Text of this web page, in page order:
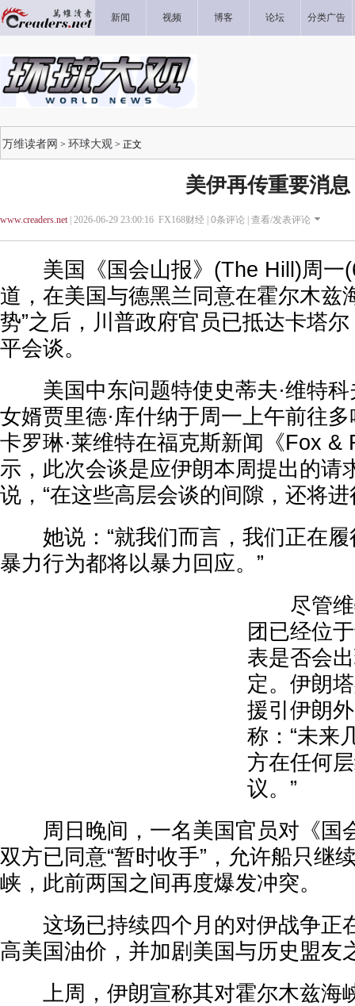
新闻 视频 博客 论坛 分类广告
万维读者网 > 环球大观 > 正文
美伊再传重要消息
www.creaders.net| 2026-06-29 23:00:16 FX168财经 | 0条评论 | 查看/发表评论
美国《国会山报》(The Hill)周一
道，在美国与德黑兰同意在霍尔木兹
势”之后，川普政府官员已抵达卡塔
平会谈。
美国中东问题特使史蒂夫·维特科
女婿贾里德·库什纳于周一上午前往
卡罗琳·莱维特在福克斯新闻《Fox &
示，此次会谈是应伊朗本周提出的请
说，“在这些高层会谈的间隙，还将
她说：“就我们而言，我们正在履
暴力行为都将以暴力回应。”
尽管维
团已经位
表是否会
定。伊朗
援引伊朗
称：“未来
方在任何
议。”
周日晚间，一名美国官员对《国
双方已同意“暂时收手”，允许船只继
峡，此前两国之间再度爆发冲突。
这场已持续四个月的对伊战争正
高美国油价，并加剧美国与历史盟友
上周，伊朗宣称其对霍尔木兹海